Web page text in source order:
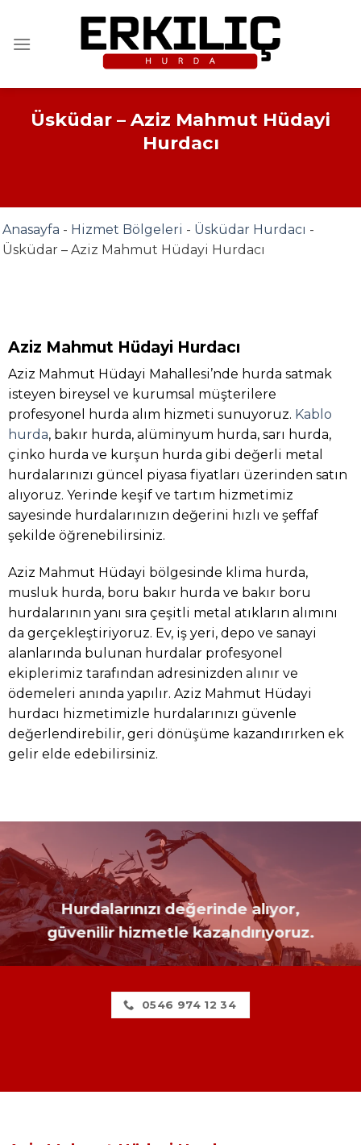
Üsküdar – Aziz Mahmut Hüdayi
Hurdacı
Anasayfa - Hizmet Bölgeleri - Üsküdar Hurdacı -
Üsküdar – Aziz Mahmut Hüdayi Hurdacı
Aziz Mahmut Hüdayi Hurdacı
Aziz Mahmut Hüdayi Mahallesi’nde hurda satmak
isteyen bireysel ve kurumsal müşterilere
profesyonel hurda alım hizmeti sunuyoruz. Kablo
hurda, bakır hurda, alüminyum hurda, sarı hurda,
çinko hurda ve kurşun hurda gibi değerli metal
hurdalarınızı güncel piyasa fiyatları üzerinden satın
alıyoruz. Yerinde keşif ve tartım hizmetimiz
sayesinde hurdalarınızın değerini hızlı ve şeffaf
şekilde öğrenebilirsiniz.
Aziz Mahmut Hüdayi bölgesinde klima hurda,
musluk hurda, boru bakır hurda ve bakır boru
hurdalarının yanı sıra çeşitli metal atıkların alımını
da gerçekleştiriyoruz. Ev, iş yeri, depo ve sanayi
alanlarında bulunan hurdalar profesyonel
ekiplerimiz tarafından adresinizden alınır ve
ödemeleri anında yapılır. Aziz Mahmut Hüdayi
hurdacı hizmetimizle hurdalarınızı güvenle
değerlendirebilir, geri dönüşüme kazandırırken ek
gelir elde edebilirsiniz.
Hurdalarınızı değerinde alıyor,
güvenilir hizmetle kazandırıyoruz.
0546 974 12 34